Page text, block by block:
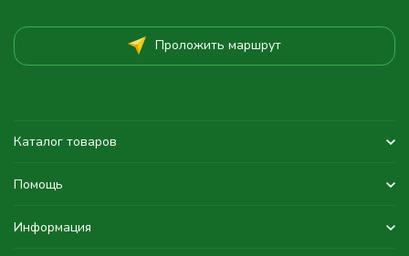
Проложить маршрут
Каталог товаров
Помощь
Информация